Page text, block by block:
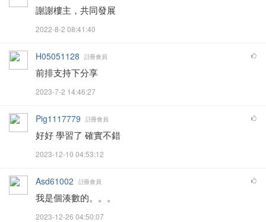
謝謝樓主，共同發展
2022-8-2 08:41:40
H05051128 註冊會員
前排支持下分享
2023-7-2 14:46:27
Pig1117779 註冊會員
好好 學習了 確實不錯
2023-12-10 04:53:12
Asd61002 註冊會員
我是個湊數的。。。
2023-12-26 04:50:07